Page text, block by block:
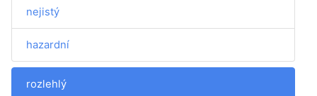
nejistý
hazardní
rozlehlý